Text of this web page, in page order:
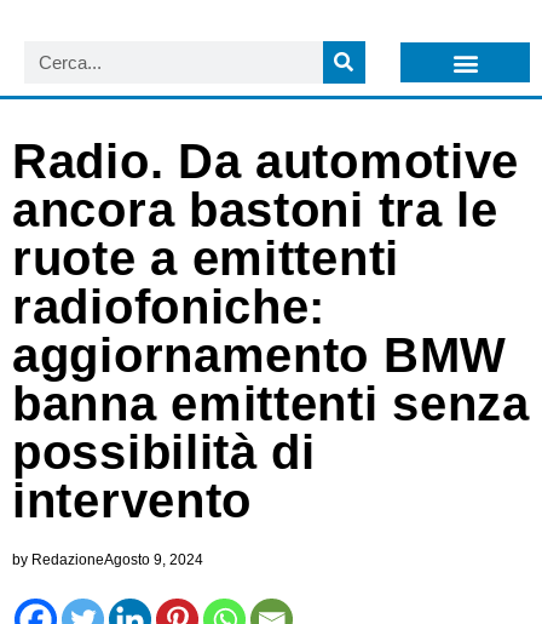
Radio. Da automotive
ancora bastoni tra le
ruote a emittenti
radiofoniche:
aggiornamento BMW
banna emittenti senza
possibilità di
intervento
by RedazioneAgosto 9, 2024